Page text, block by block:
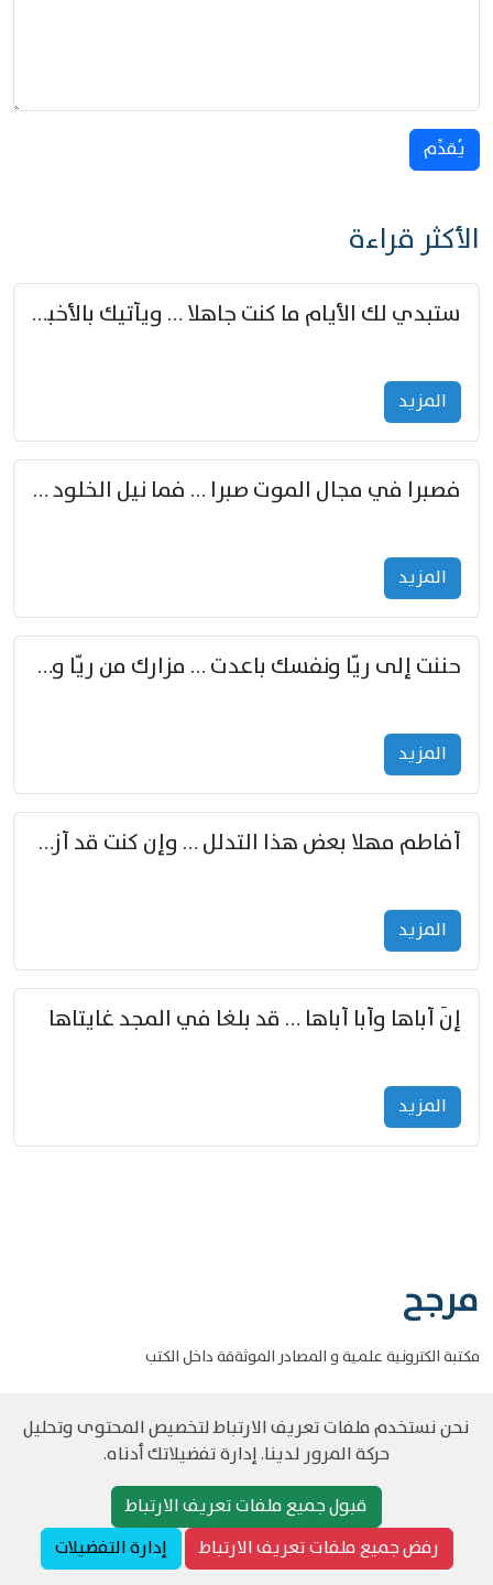
يُقدِّم
الأكثر قراءة
ستبدي لك الأيام ما كنت جاهلا … ويأتيك بالأخبار من لم تزوّد
المزید
فصبرا في مجال الموت صبرا … فما نيل الخلود بمستطاع
المزید
حننت إلى ريّا ونفسك باعدت … مزارك من ريّا وشعباكما معا
المزید
أفاطم مهلا بعض هذا التدلل … وإن كنت قد أزمعت صرمي فأجملي
المزید
إنّ أباها وأبا أباها … قد بلغا في المجد غايتاها
المزید
مرجح
مكتبة الكترونية علمية و المصادر الموثةقة داخل الكتب
حقوق الطبع والنشر مرجح جميع الحقوق محفوظةسياسة و الخصوصية
نحن نستخدم ملفات تعريف الارتباط لتخصيص المحتوى وتحليل
حركة المرور لدينا. إدارة تفضيلاتك أدناه.
قبول جميع ملفات تعريف الارتباط
رفض جميع ملفات تعريف الارتباط
إدارة التفضيلات